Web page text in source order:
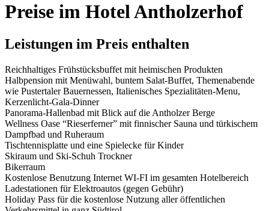
Preise im Hotel Antholzerhof
Leistungen im Preis enthalten
Reichhaltiges Frühstücksbuffet mit heimischen Produkten
Halbpension mit Menüwahl, buntem Salat-Buffet, Themenabende
wie Pustertaler Bauernessen, Italienisches Spezialitäten-Menu,
Kerzenlicht-Gala-Dinner
Panorama-Hallenbad mit Blick auf die Antholzer Berge
Wellness Oase “Rieserferner” mit finnischer Sauna und türkischem
Dampfbad und Ruheraum
Tischtennisplatte und eine Spielecke für Kinder
Skiraum und Ski-Schuh Trockner
Bikerraum
Kostenlose Benutzung Internet WI-FI im gesamten Hotelbereich
Ladestationen für Elektroautos (gegen Gebühr)
Holiday Pass für die kostenlose Nutzung aller öffentlichen